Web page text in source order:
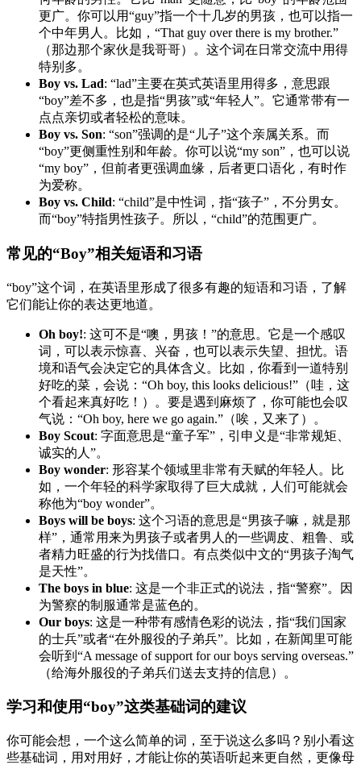
更广。你可以用“guy”指一个十几岁的男孩，也可以指一
个中年男人。比如，“That guy over there is my brother.”
（那边那个家伙是我哥哥）。这个词在日常交流中用得
特别多。
Boy vs. Lad: “lad”主要在英式英语里用得多，意思跟
“boy”差不多，也是指“男孩”或“年轻人”。它通常带有一
点点亲切或者轻松的意味。
Boy vs. Son: “son”强调的是“儿子”这个亲属关系。而
“boy”更侧重性别和年龄。你可以说“my son”，也可以说
“my boy”，但前者更强调血缘，后者更口语化，有时作
为爱称。
Boy vs. Child: “child”是中性词，指“孩子”，不分男女。
而“boy”特指男性孩子。所以，“child”的范围更广。
常见的“Boy”相关短语和习语
“boy”这个词，在英语里形成了很多有趣的短语和习语，了解
它们能让你的表达更地道。
Oh boy!: 这可不是“噢，男孩！”的意思。它是一个感叹
词，可以表示惊喜、兴奋，也可以表示失望、担忧。语
境和语气会决定它的具体含义。比如，你看到一道特别
好吃的菜，会说：“Oh boy, this looks delicious!”（哇，这
个看起来真好吃！）。要是遇到麻烦了，你可能也会叹
气说：“Oh boy, here we go again.”（唉，又来了）。
Boy Scout: 字面意思是“童子军”，引申义是“非常规矩、
诚实的人”。
Boy wonder: 形容某个领域里非常有天赋的年轻人。比
如，一个年轻的科学家取得了巨大成就，人们可能就会
称他为“boy wonder”。
Boys will be boys: 这个习语的意思是“男孩子嘛，就是那
样”，通常用来为男孩子或者男人的一些调皮、粗鲁、或
者精力旺盛的行为找借口。有点类似中文的“男孩子淘气
是天性”。
The boys in blue: 这是一个非正式的说法，指“警察”。因
为警察的制服通常是蓝色的。
Our boys: 这是一种带有感情色彩的说法，指“我们国家
的士兵”或者“在外服役的子弟兵”。比如，在新闻里可能
会听到“A message of support for our boys serving overseas.”
（给海外服役的子弟兵们送去支持的信息）。
学习和使用“boy”这类基础词的建议
你可能会想，一个这么简单的词，至于说这么多吗？别小看这
些基础词，用对用好，才能让你的英语听起来更自然，更像母